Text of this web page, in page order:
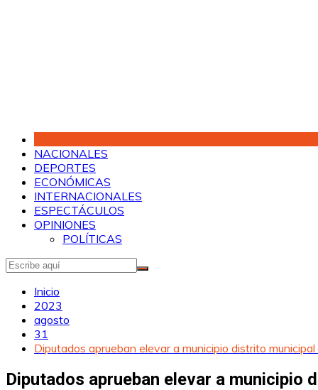
NACIONALES
DEPORTES
ECONÓMICAS
INTERNACIONALES
ESPECTÁCULOS
OPINIONES
POLÍTICAS
Inicio
2023
agosto
31
Diputados aprueban elevar a municipio distrito
Diputados aprueban elevar a municipio